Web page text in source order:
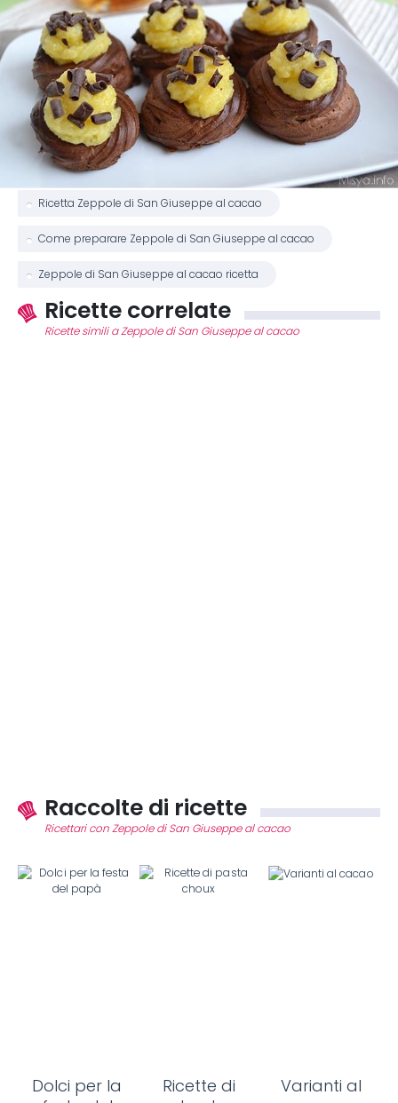
Ricetta Zeppole di San Giuseppe al cacao
Come preparare Zeppole di San Giuseppe al cacao
Zeppole di San Giuseppe al cacao ricetta
Ricette correlate
Ricette simili a Zeppole di San Giuseppe al cacao
Raccolte di ricette
Ricettari con Zeppole di San Giuseppe al cacao
Dolci per la
Ricette di
Varianti al